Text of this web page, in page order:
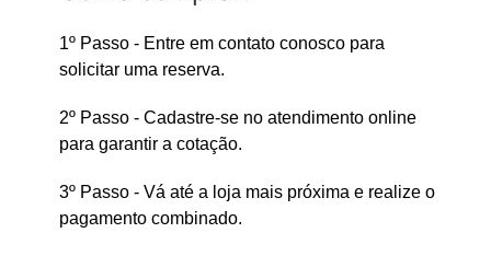
1º Passo - Entre em contato conosco para
solicitar uma reserva.
2º Passo - Cadastre-se no atendimento online
para garantir a cotação.
3º Passo - Vá até a loja mais próxima e realize o
pagamento combinado.